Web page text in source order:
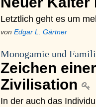
Letztlich geht es um
von Edgar L. Gärtner
Monogamie und
Zeichen
Zivilisation
In der auch das